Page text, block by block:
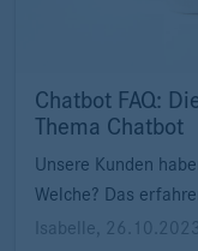
Chatbot FAQ:
Thema Chatbot
Unsere Kunden
Welche? Das
Isabelle
26.10.2023